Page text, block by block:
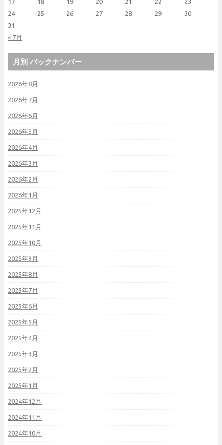
« 7月
17
18 19 20 21 22
23
24
25 26 27 28 29
30
31
月別 バックナンバー
2026年8月
2026年7月
2026年6月
2026年5月
2026年4月
2026年3月
2026年2月
2026年1月
2025年12月
2025年11月
2025年10月
2025年9月
2025年8月
2025年7月
2025年6月
2025年5月
2025年4月
2025年3月
2025年2月
2025年1月
2024年12月
2024年11月
2024年10月